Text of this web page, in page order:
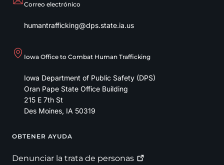
Correo electrónico
humantrafficking@dps.state.ia.us
Iowa Office to Combat Human Trafficking
Iowa Department of Public Safety (DPS)
Oran Pape State Office Building
215 E 7th St
Des Moines, IA 50319
Footer
OBTENER AYUDA
Denunciar la trata de personas